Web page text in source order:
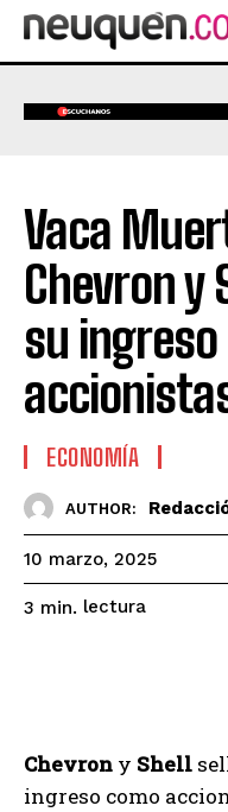
Vaca
Chevron y
su
ECONOMÍA
AUTHOR:
10 marzo, 2025
3 min. lectura
Chevron y Shell
ingreso como